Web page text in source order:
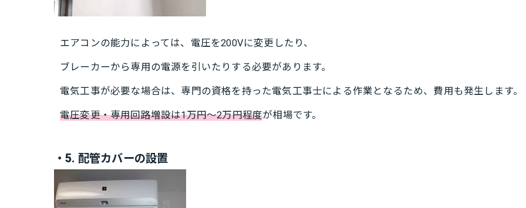
エアコンの能力によっては、電圧を200Vに変更したり、
ブレーカーから専用の電源を引いたりする必要があります。
電気工事が必要な場合は、専門の資格を持った電気工事士による作業となるため、費用も発生します。
電圧変更・専用回路増設は1万円～2万円程度が相場です。
・5. 配管カバーの設置